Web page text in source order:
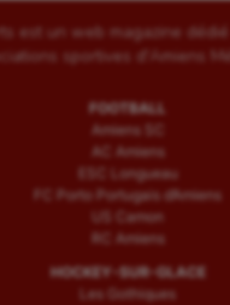
est un web magazine
sportives d'Amiens
FOOTBALL
Amiens SC
AC Amiens
ESC Longueau
FC Porto Portugais d’Amiens
US Camon
RC Amiens
HOCKEY-SUR-GLACE
Les Gothiques